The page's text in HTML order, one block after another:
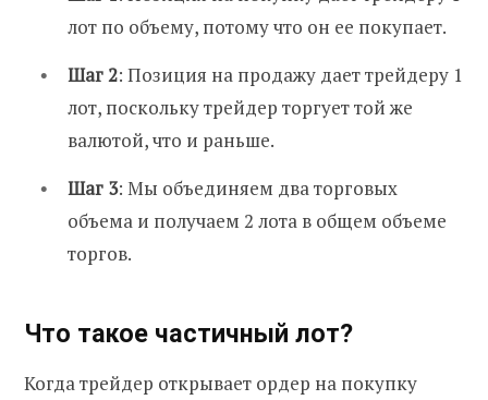
лот по объему, потому что он ее покупает.
Шаг 2: Позиция на продажу дает трейдеру 1
лот, поскольку трейдер торгует той же
валютой, что и раньше.
Шаг 3: Мы объединяем два торговых
объема и получаем 2 лота в общем объеме
торгов.
Что такое частичный лот?
Когда трейдер открывает ордер на покупку